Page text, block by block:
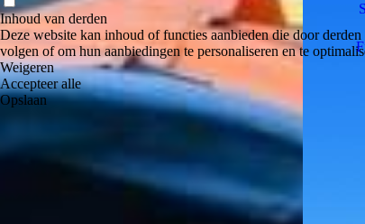
Inhoud van derden
Deze website kan inhoud of functies aanbieden die door
volgen of om hun aanbiedingen te personaliseren en te
Weigeren
Accepteer alle
Opslaan